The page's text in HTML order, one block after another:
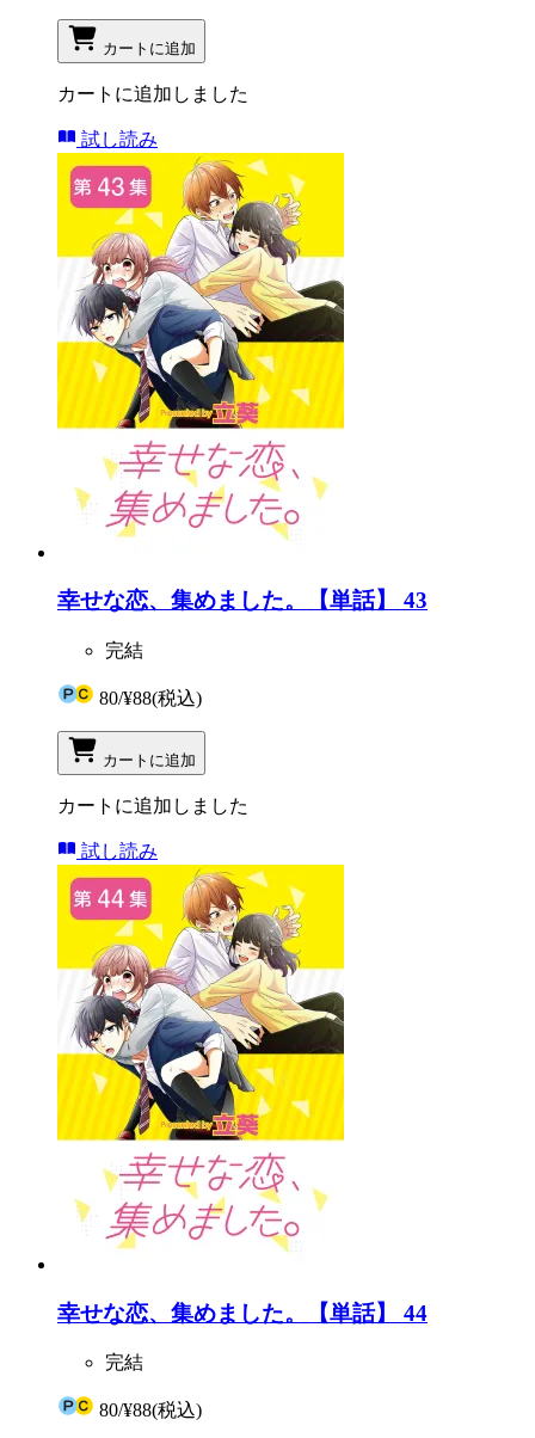
カートに追加
カートに追加しました
試し読み
幸せな恋、集めました。【単話】 43
完結
80/¥88(税込)
カートに追加
カートに追加しました
試し読み
幸せな恋、集めました。【単話】 44
完結
80/¥88(税込)